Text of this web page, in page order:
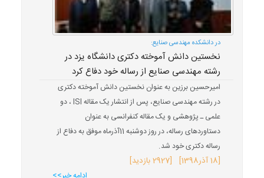
در دانشکده مهندسی صنایع:
نخستین دانش آموخته دکتری دانشگاه یزد در
رشته مهندسی صنایع از رساله خود دفاع کرد
امیرحسین برزین به عنوان نخستین دانش آموخته دکتری
در رشته مهندسی صنایع، پس از انتشار یک مقاله ISI ، دو
علمی ـ پژوهشی و یک مقاله کنفرانسی به عنوان
دستاوردهای رساله، در روز دوشنبه 11آذرماه موفق به دفاع از
رساله دکتری خود شد.
[18 آذر 1398] [2927 بازدید]